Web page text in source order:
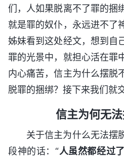
们，人如果脱离不了罪的捆
就是罪的奴仆，永远进不了
姊妹看到这处经文，想到自
罪的光景中，就担心活在罪
内心痛苦，信主为什么摆脱
脱罪的捆绑？接下来我们就
信主为何无
关于信主为什么无法摆
段神的话：“人虽然都经过